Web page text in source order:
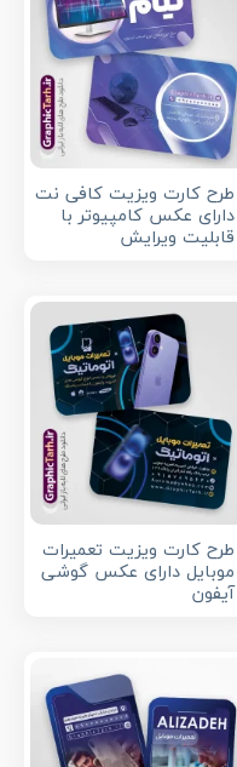
طرح کارت ویزیت کافی نت
دارای عکس کامپیوتر با
قابلیت ویرایش
طرح کارت ویزیت تعمیرات
موبایل دارای عکس گوشی
آیفون